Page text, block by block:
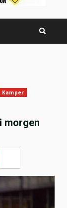
Kamper
morgen